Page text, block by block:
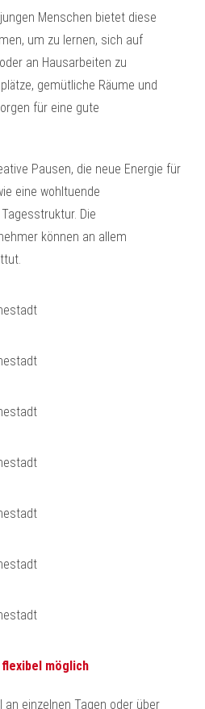
Menschen bietet diese
um zu lernen, sich auf
an Hausarbeiten zu
gemütliche Räume und
für eine gute
Pausen, die neue Energie für
eine wohltuende
Die
können an allem
möglich
an einzelnen Tagen oder über